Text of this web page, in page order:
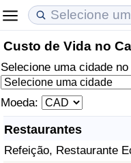
Custo de Vida no
Selecione uma cidade no
Moeda:
Restaurantes
Refeição, Restaurante
Custo de Vida
Indicador de Custo de
Indicador de Custo de
Preços de Imóveis
Indicador de Preços
Indicador de Preços
Qualidade de Vida
Indicador de
Índice de qualidade de